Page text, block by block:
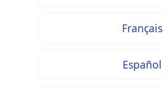
Français
Español